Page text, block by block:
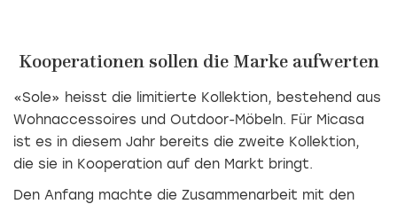
Kooperationen sollen die Marke aufwerten
«Sole» heisst die limitierte Kollektion, bestehend aus
Wohnaccessoires und Outdoor-Möbeln. Für Micasa
ist es in diesem Jahr bereits die zweite Kollektion,
die sie in Kooperation auf den Markt bringt.
Den Anfang machte die Zusammenarbeit mit den